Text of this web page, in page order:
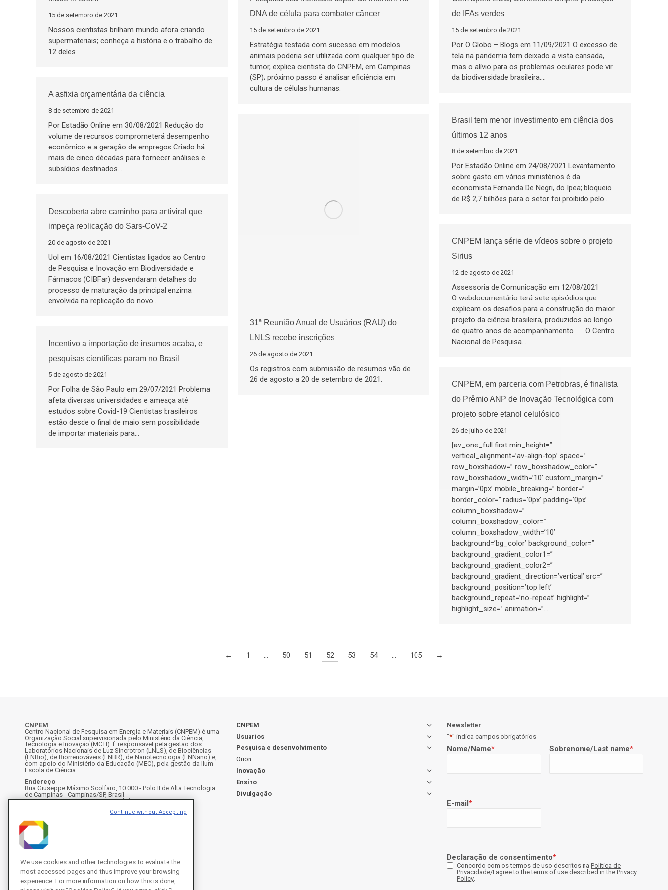
15 de setembro de 2021
Nossos cientistas brilham mundo afora criando
supermateriais; conheça a história e o trabalho de
12 deles
DNA de célula para combater câncer
15 de setembro de 2021
Estratégia testada com sucesso em modelos
animais poderia ser utilizada com qualquer tipo de
tumor, explica cientista do CNPEM, em Campinas
(SP); próximo passo é analisar eficiência em
cultura de células humanas.
de IFAs verdes
15 de setembro de 2021
Por O Globo – Blogs em 11/09/2021 O excesso de
tela na pandemia tem deixado a vista cansada,
mas o alívio para os problemas oculares pode vir
da biodiversidade brasileira.…
A asfixia orçamentária da ciência
8 de setembro de 2021
Por Estadão Online em 30/08/2021 Redução do
volume de recursos comprometerá desempenho
econômico e a geração de empregos Criado há
mais de cinco décadas para fornecer análises e
subsídios destinados…
Brasil tem menor investimento em ciência dos
últimos 12 anos
8 de setembro de 2021
Por Estadão Online em 24/08/2021 Levantamento
sobre gasto em vários ministérios é da
economista Fernanda De Negri, do Ipea; bloqueio
de R$ 2,7 bilhões para o setor foi proibido pelo…
31ª Reunião Anual de Usuários (RAU) do
LNLS recebe inscrições
26 de agosto de 2021
Os registros com submissão de resumos vão de
26 de agosto a 20 de setembro de 2021.
Descoberta abre caminho para antiviral que
impeça replicação do Sars-CoV-2
20 de agosto de 2021
Uol em 16/08/2021 Cientistas ligados ao Centro
de Pesquisa e Inovação em Biodiversidade e
Fármacos (CIBFar) desvendaram detalhes do
processo de maturação da principal enzima
envolvida na replicação do novo…
CNPEM lança série de vídeos sobre o projeto
Sirius
12 de agosto de 2021
Assessoria de Comunicação em 12/08/2021
O webdocumentário terá sete episódios que
explicam os desafios para a construção do maior
projeto da ciência brasileira, produzidos ao longo
de quatro anos de acompanhamento O Centro
Nacional de Pesquisa…
Incentivo à importação de insumos acaba, e
pesquisas científicas param no Brasil
5 de agosto de 2021
Por Folha de São Paulo em 29/07/2021 Problema
afeta diversas universidades e ameaça até
estudos sobre Covid-19 Cientistas brasileiros
estão desde o final de maio sem possibilidade
de importar materiais para…
CNPEM, em parceria com Petrobras, é finalista
do Prêmio ANP de Inovação Tecnológica com
projeto sobre etanol celulósico
26 de julho de 2021
[av_one_full first min_height=”
vertical_alignment=’av-align-top’ space=”
row_boxshadow=” row_boxshadow_color=”
row_boxshadow_width=’10’ custom_margin=”
margin=’0px’ mobile_breaking=” border=”
border_color=” radius=’0px’ padding=’0px’
column_boxshadow=”
column_boxshadow_color=”
column_boxshadow_width=’10’
background=’bg_color’ background_color=”
background_gradient_color1=”
background_gradient_color2=”
background_gradient_direction=’vertical’ src=”
background_position=’top left’
background_repeat=’no-repeat’ highlight=”
highlight_size=” animation=”…
← 1 … 50 51 52 53 54 … 105 →
CNPEM
Centro Nacional de Pesquisa em Energia e Materiais (CNPEM) é uma
Organização Social supervisionada pelo Ministério da Ciência,
Tecnologia e Inovação (MCTI). É responsável pela gestão dos
Laboratórios Nacionais de Luz Síncrotron (LNLS), de Biociências
(LNBio), de Biorrenováveis (LNBR), de Nanotecnologia (LNNano) e,
com apoio do Ministério da Educação (MEC), pela gestão da Ilum
Escola de Ciência.
Endereço
Rua Giuseppe Máximo Scolfaro, 10.000 - Polo II de Alta Tecnologia
de Campinas - Campinas/SP, Brasil
CEP 13083-100, Campinas - SP - Telefone: +55 19 3512-1000
LinkedIn
CNPEM
Usuários
Pesquisa e desenvolvimento
Orion
Inovação
Ensino
Divulgação
Newsletter
"*" indica campos obrigatórios
Nome/Name* Sobrenome/Last name*
E-mail*
Declaração de consentimento*
Concordo com os termos de uso descritos naPolítica de
Privacidade/I agree to the terms of use described in thePrivacy
Policy.
We use cookies and other technologies to evaluate the
most accessed pages and thus improve your browsing
experience. For more information on how this is done,
Continue without Accepting